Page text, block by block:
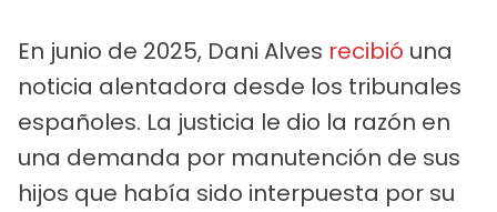
En junio de 2025, Dani Alves recibió una
noticia alentadora desde los tribunales
españoles. La justicia le dio la razón en
una demanda por manutención de sus
hijos que había sido interpuesta por su